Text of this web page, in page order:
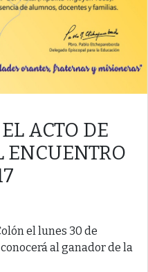
ACTO DE
ENCUENTRO
el lunes 30 de
al ganador de la